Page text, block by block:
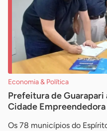
Economia & Política
Prefeitura de Guarapari
Cidade Empreendedora
Os 78 municípios do